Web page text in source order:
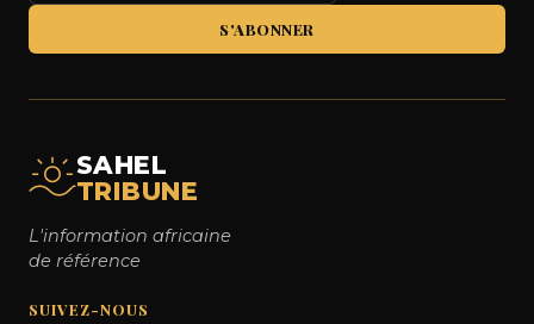
S'ABONNER
SAHEL
TRIBUNE
L'information africaine
de référence
SUIVEZ-NOUS